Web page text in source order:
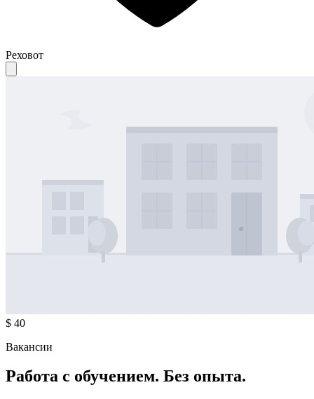
Реховот
$ 40
Вакансии
Работа с обучением. Без опыта.